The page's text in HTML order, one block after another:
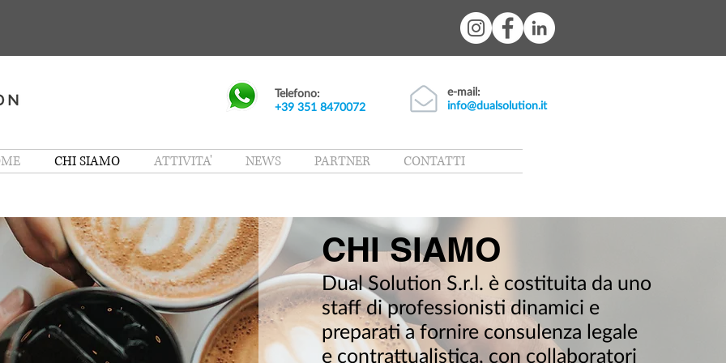
Telefono:
+39 351 8470072
e-mail:
info@dualsolution.it
CHI SIAMO ATTIVITA' NEWS PARTNER CONTATTI
CHI SIAMO
Dual Solution S.r.l. è costituita da uno
staff di professionisti dinamici e
preparati a fornire consulenza legale
e contrattualistica, con collaboratori